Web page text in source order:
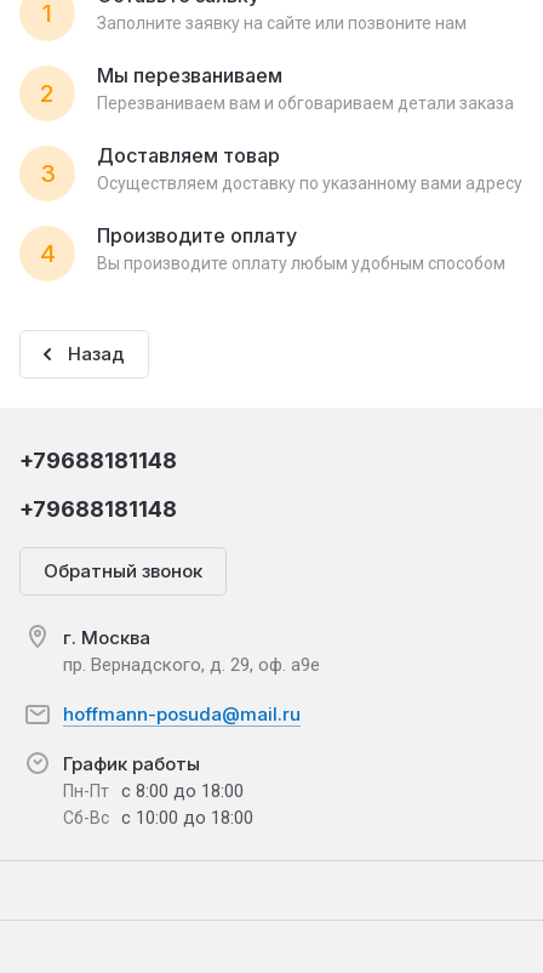
1 Заполните заявку на сайте или позвоните нам
2
Мы перезваниваем
Перезваниваем вам и обговариваем детали заказа
3
Доставляем товар
Осуществляем доставку по указанному вами адресу
4
Производите оплату
Вы производите оплату любым удобным способом
Назад
+79688181148
+79688181148
Обратный звонок
г. Москва
пр. Вернадского, д. 29, оф. а9е
hoffmann-posuda@mail.ru
График работы
Пн-Пт с 8:00 до 18:00
Сб-Вс с 10:00 до 18:00